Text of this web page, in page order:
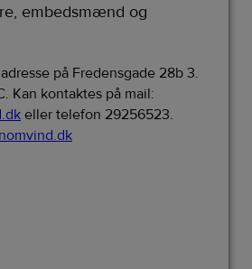
embedsmænd og
på Fredensgade 28b 3.
Kan kontaktes på mail:
eller telefon 29256523.